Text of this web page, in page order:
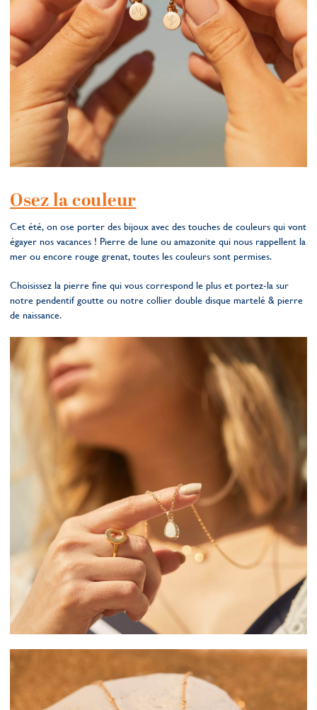
Osez la couleur
Cet été, on ose porter des bijoux avec des touches de couleurs qui vont
égayer nos vacances ! Pierre de lune ou amazonite qui nous rappellent la
mer ou encore rouge grenat, toutes les couleurs sont permises.
Choisissez la pierre fine qui vous correspond le plus et portez-la sur
notre pendentif goutte ou notre collier double disque martelé & pierre
de naissance.